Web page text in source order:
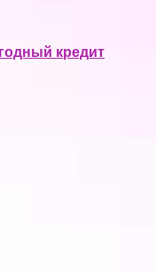
кредит